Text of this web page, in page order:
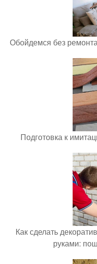
Обойдемся без
Подготовка к
Как сделать
руками: